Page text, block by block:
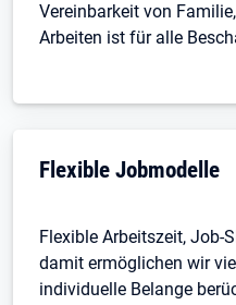
Vereinbarkeit von
Arbeiten ist für alle
Flexible Jobmodelle
Flexible Arbeitszeit, Job-
damit ermöglichen wir
individuelle Belange